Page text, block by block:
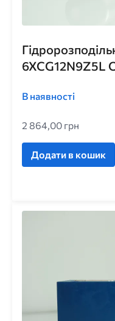
6XCG12N9Z5L
В наявності
2 864,00 грн
Додати в кошик